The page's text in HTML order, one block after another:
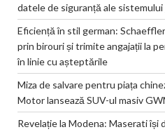
datele de siguranță ale sistemului
Eficiență în stil german:
prin birouri și trimite angajații la
în linie cu așteptările
Miza de salvare pentru piața
Motor lansează SUV-ul masiv
Revelație la Modena: Maserati își